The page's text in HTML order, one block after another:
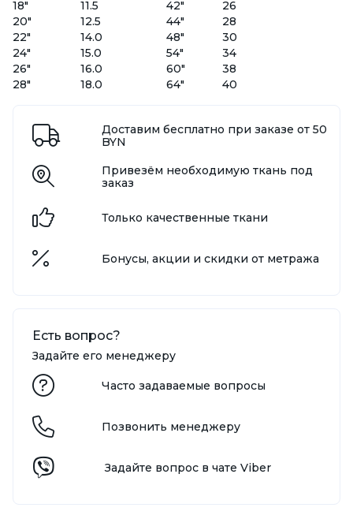
18"
11.5 42"
26
20"
12.5 44"
28
22"
14.0 48"
30
24"
15.0 54"
34
26"
16.0 60"
38
28"
18.0 64" 40
Доставим бесплатно при заказе от 50
BYN
Привезём необходимую ткань под
заказ
Только качественные ткани
Бонусы, акции и скидки от метража
Есть вопрос?
Задайте его менеджеру
Часто задаваемые вопросы
Позвонить менеджеру
Задайте вопрос в чате Viber